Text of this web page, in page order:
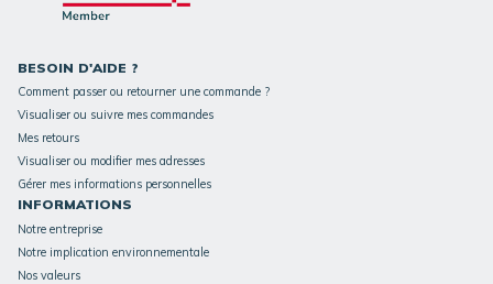
BESOIN D'AIDE ?
Comment passer ou retourner une commande ?
Visualiser ou suivre mes commandes
Mes retours
Visualiser ou modifier mes adresses
Gérer mes informations personnelles
INFORMATIONS
Notre entreprise
Notre implication environnementale
Nos valeurs